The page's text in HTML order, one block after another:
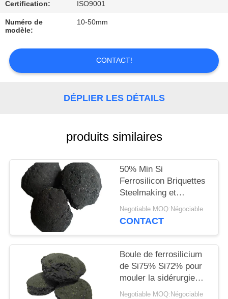
CONTACTEZ-
NOUS
Certification: ISO9001
Numéro de
modèle:
10-50mm
CONTACT!
DÉPLIER LES DÉTAILS
produits similaires
50% Min Si
Ferrosilicon Briquettes
Steelmaking et
industries de fonderie
Negotiable MOQ:Négociable
CONTACT
Boule de ferrosilicium
de Si75% Si72% pour
mouler la sidérurgie
non ferreuse
Negotiable MOQ:Négociable